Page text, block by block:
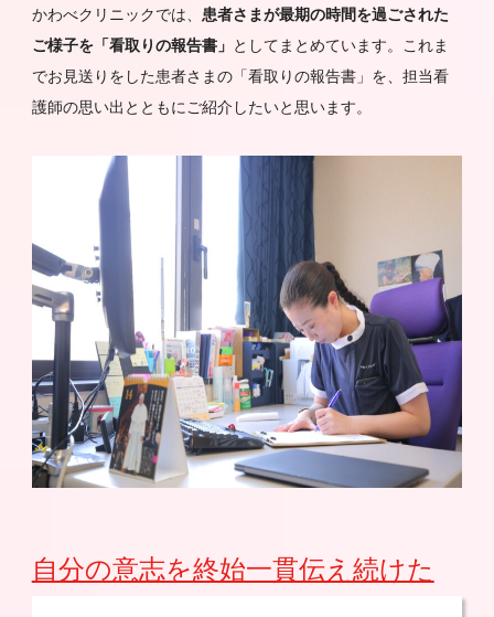
かわべクリニックでは、 患者さまが最期の時間を過ごされた
ご様子を「看取りの報告書」 としてまとめています。これま
でお見送りをした患者さまの「看取りの報告書」を、担当看
護師の思い出とともにご紹介したいと思います。
自分の意志を終始一貫伝え続けた